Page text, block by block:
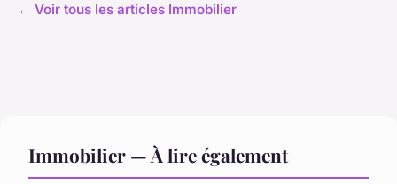
← Voir tous les articles Immobilier
Immobilier — À lire également